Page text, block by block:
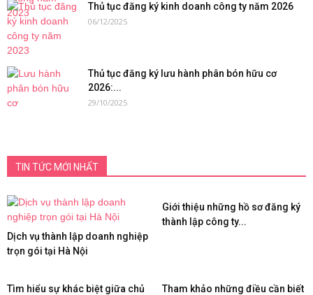
Thủ tục đăng ký kinh doanh công ty năm 2026
06/12/2025
Thủ tục đăng ký lưu hành phân bón hữu cơ
2026:...
29/10/2025
TIN TỨC MỚI NHẤT
Dịch vụ thành lập doanh nghiệp
trọn gói tại Hà Nội
Giới thiệu những hồ sơ đăng ký
thành lập công ty...
Tìm hiểu sự khác biệt giữa chủ
Tham khảo những điều cần biết